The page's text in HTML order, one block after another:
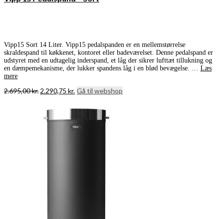
Vipp15 Sort 14 Liter. Vipp15 pedalspanden er en mellemstørrelse
skraldespand til køkkenet, kontoret eller badeværelset. Denne pedalspand er
udstyret med en udtagelig inderspand, et låg der sikrer lufttæt tillukning og
en dæmpemekanisme, der lukker spandens låg i en blød bevægelse. … Læs
mere
2.695,00kr. Den
2.695,00 kr..
2.290,75 kr. Den
2.290,75 kr..
Gå til webshop